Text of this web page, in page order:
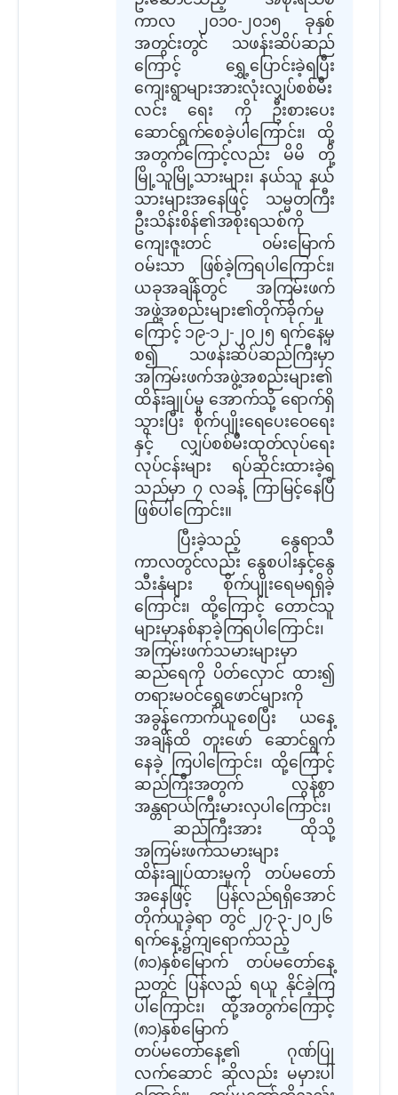
ကာလ ၂၀၁၀-၂၀၁၅ ခုနှစ်
အတွင်းတွင် သဖန်းဆိပ်ဆည်
ကြောင့် ရွှေ့ပြောင်းခဲ့ရပြီး
ကျေးရွာများအားလုံးလျှပ်စစ်မီး
လင်း ရေး ကို ဦးစားပေး
ဆောင်ရွက်စေခဲ့ပါကြောင်း၊ ထို့
အတွက်ကြောင့်လည်း မိမိ တို့
မြို့သူမြို့သားများ၊ နယ်သူ နယ်
သားများအနေဖြင့် သမ္မတကြီး
ဦးသိန်းစိန်၏အစိုးရသစ်ကို
ကျေးဇူးတင် ဝမ်းမြောက်
ဝမ်းသာ ဖြစ်ခဲ့ကြရပါကြောင်း၊
ယခုအချိန်တွင် အကြမ်းဖက်
အဖွဲ့အစည်းများ၏တိုက်ခိုက်မှု
ကြောင့် ၁၉-၁၂-၂၀၂၅ ရက်နေ့မှ
စ၍ သဖန်းဆိပ်ဆည်ကြီးမှာ
အကြမ်းဖက်အဖွဲ့အစည်းများ၏
ထိန်းချုပ်မှု အောက်သို့ ရောက်ရှိ
သွားပြီး စိုက်ပျိုးရေပေးဝေရေး
နှင့် လျှပ်စစ်မီးထုတ်လုပ်ရေး
လုပ်ငန်းများ ရပ်ဆိုင်းထားခဲ့ရ
သည်မှာ ၇ လခန့် ကြာမြင့်နေပြီ
ဖြစ်ပါကြောင်း။
ပြီးခဲ့သည့်‌ နွေရာသီ
ကာလတွင်လည်း နွေစပါးနှင့်နွေ
သီးနှံများ စိုက်ပျိုးရေမရရှိခဲ့
ကြောင်း၊ ထို့ကြောင့် တောင်သူ
များမှာနစ်နာခဲ့ကြရပါကြောင်း၊
အကြမ်းဖက်သမားများမှာ
ဆည်ရေကို ပိတ်လှောင် ထား၍
တရားမဝင်ရွှေဖောင်များကို
အခွန်ကောက်ယူစေပြီး ယနေ့
အချိန်ထိ တူးဖော် ဆောင်ရွက်
နေခဲ့ ကြပါကြောင်း၊ ထို့ကြောင့်
ဆည်ကြီးအတွက် လွန်စွာ
အန္တရာယ်ကြီးမားလှပါကြောင်း၊
ဆည်ကြီးအား ထိုသို့
အကြမ်းဖက်သမားများ
ထိန်းချုပ်ထားမှုကို တပ်မတော်
အနေဖြင့် ပြန်လည်ရရှိအောင်
တိုက်ယူခဲ့ရာ တွင် ၂၇-၃-၂၀၂၆
ရက်နေ့၌ကျရောက်သည့်
(၈၁)နှစ်မြောက် တပ်မတော်နေ့
ညတွင် ပြန်လည် ရယူ နိုင်ခဲ့ကြ
ပါကြောင်း၊ ထို့အတွက်ကြောင့်
(၈၁)နှစ်မြောက်
တပ်မတော်နေ့၏ ဂုဏ်ပြု
လက်ဆောင် ဆိုလည်း မမှားပါ